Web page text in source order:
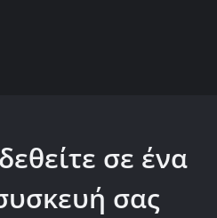
σε ένα
σας